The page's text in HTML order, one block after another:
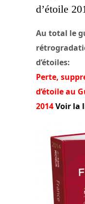
d’étoile
Au total le
d’étoiles:
Perte,
d’étoile au
2014Voir la